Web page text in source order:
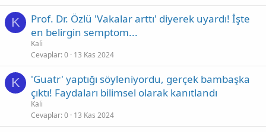
K
Prof. Dr. Özlü 'Vakalar arttı' diyerek uyardı! İşte
en belirgin semptom...
Kali
Cevaplar 0 13 Kas 2024
K
'Guatr' yaptığı söyleniyordu, gerçek bambaşka
çıktı! Faydaları bilimsel olarak kanıtlandı
Kali
Cevaplar 0 13 Kas 2024